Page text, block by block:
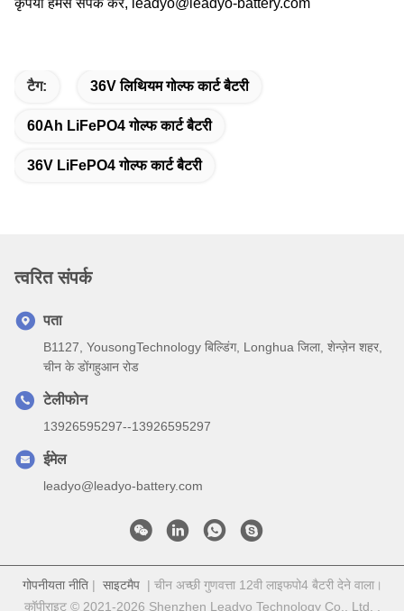
कृपया हमसे संपर्क करें, leadyo@leadyo-battery.com
टैग: 36V लिथियम गोल्फ कार्ट बैटरी
60Ah LiFePO4 गोल्फ कार्ट बैटरी
36V LiFePO4 गोल्फ कार्ट बैटरी
त्वरित संपर्क
पता
B1127, YousongTechnology बिल्डिंग, Longhua जिला, शेन्ज़ेन शहर,
चीन के डोंगहुआन रोड
टेलीफोन
13926595297--13926595297
ईमेल
leadyo@leadyo-battery.com
गोपनीयता नीति| साइटमैप| चीन अच्छी गुणवत्ता 12वी लाइफपो4 बैटरी देने वाला।
कॉपीराइट © 2021-2026 Shenzhen Leadyo Technology Co., Ltd. .